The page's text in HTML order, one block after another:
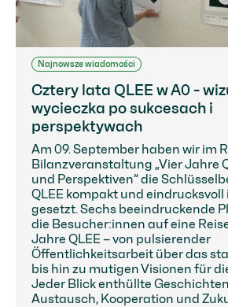
Najnowsze wiadomości
Cztery lata QLEE w A0 -
wycieczka po sukcesach i
perspektywach
Am 09. September haben wir im
Bilanzveranstaltung „Vier Jahre
und Perspektiven“ die
QLEE kompakt und eindrucksvoll
gesetzt. Sechs beeindruckende
die Besucher:innen auf eine
Jahre QLEE – von pulsierender
Öffentlichkeitsarbeit über das
bis hin zu mutigen Visionen für
Jeder Blick enthüllte
Austausch, Kooperation und